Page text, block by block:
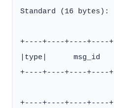
Standard (16 bytes):
+----+----+----+----
|type|      msg_id
+----+----+----+----
+----+----+----+----